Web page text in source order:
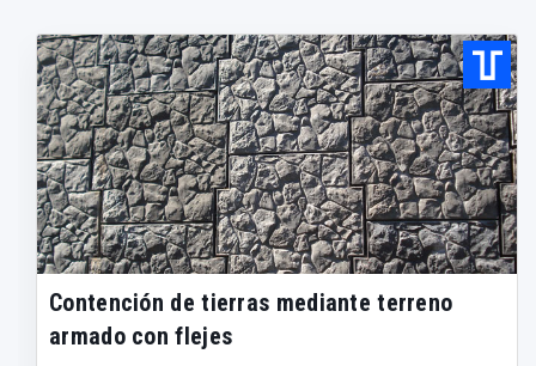
Contención de tierras mediante terreno
armado con flejes